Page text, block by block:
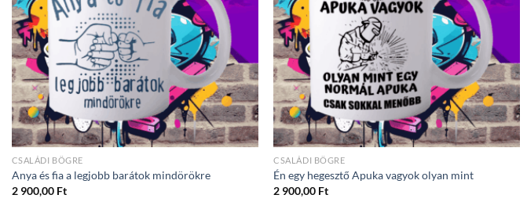
CSALÁDI BÖGRE
Anya és fia a legjobb barátok mindörökre
2 900,00 Ft
CSALÁDI BÖGRE
Én egy hegesztő Apuka vagyok olyan mint
2 900,00 Ft